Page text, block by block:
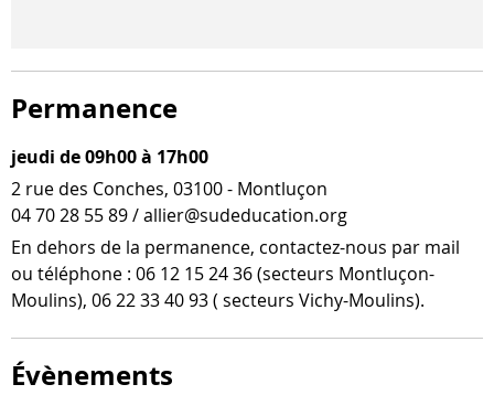
Permanence
jeudi de 09h00 à 17h00
2 rue des Conches, 03100 - Montluçon
04 70 28 55 89 / allier@sudeducation.org
En dehors de la per­ma­nence, contactez-​nous par mail
ou télé­phone : 06 12 15 24 36 (sec­teurs Montluçon-​
Moulins), 06 22 33 40 93 ( sec­teurs Vichy-Moulins).
Évènements